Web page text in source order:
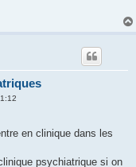
en clinique dans les
psychiatrique si on